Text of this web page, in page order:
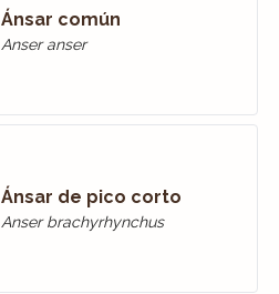
Ánsar común
Anser anser
Ánsar de pico corto
Anser brachyrhynchus